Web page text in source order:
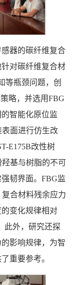
器的碳纤维复合
对碳纤维复合材
等瓶颈问题，创
略，并选用FBG
智能化原位监
面进行仿生改
E175B改性树
基与树脂的不可
韧界面。FBG监
合材料残余应力
变化规律相对
此外，研究还探
影响规律，为智
重要参考。